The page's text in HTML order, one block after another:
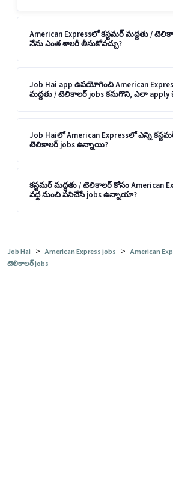
American Expressలో కస్టమర్ మద్దతు /
నేను ఎంత శాలరీ తీసుకోవచ్చు?
Job Hai app ఉపయోగించి American
మద్దతు / టెలికాలర్ jobs కనుగొని, ఎలా
Job Haiలో American Expressలో ఎన్ని
టెలికాలర్ jobs ఉన్నాయి?
కస్టమర్ మద్దతు / టెలికాలర్ కోసం American
వద్ద నుంచి పనిచేసే jobs ఉన్నాయా?
Job Hai > American Express jobs > American
టెలికాలర్ jobs